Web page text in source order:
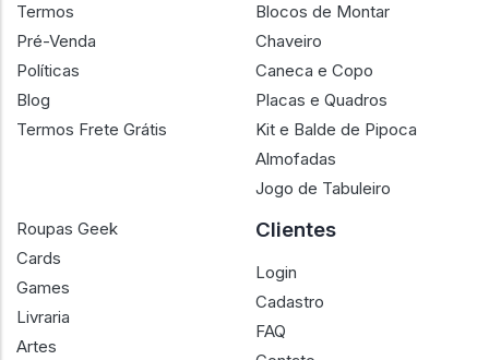
Termos
Pré-Venda
Políticas
Blog
Termos Frete Grátis
Blocos de Montar
Chaveiro
Caneca e Copo
Placas e Quadros
Kit e Balde de Pipoca
Almofadas
Jogo de Tabuleiro
Roupas Geek
Cards
Games
Livraria
Artes
Clientes
Login
Cadastro
FAQ